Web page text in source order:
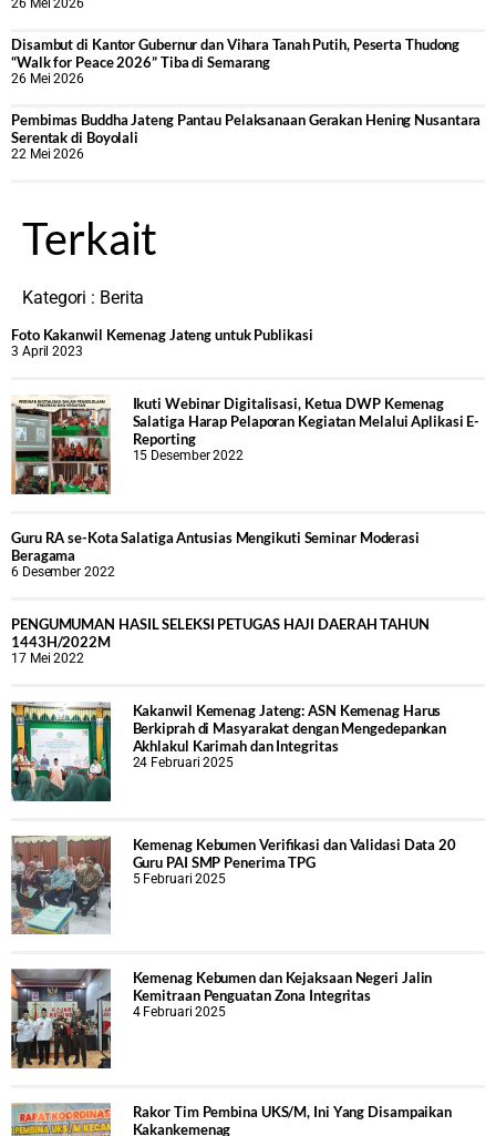
26 Mei 2026
Disambut di Kantor Gubernur dan Vihara Tanah Putih, Peserta Thudong
“Walk for Peace 2026” Tiba di Semarang
26 Mei 2026
‎Pembimas Buddha Jateng Pantau Pelaksanaan Gerakan Hening Nusantara
Serentak di Boyolali
22 Mei 2026
Terkait
Kategori : Berita
Foto Kakanwil Kemenag Jateng untuk Publikasi
3 April 2023
Ikuti Webinar Digitalisasi, Ketua DWP Kemenag
Salatiga Harap Pelaporan Kegiatan Melalui Aplikasi E-
Reporting
15 Desember 2022
Guru RA se-Kota Salatiga Antusias Mengikuti Seminar Moderasi
Beragama
6 Desember 2022
PENGUMUMAN HASIL SELEKSI PETUGAS HAJI DAERAH TAHUN
1443H/2022M
17 Mei 2022
Kakanwil Kemenag Jateng: ASN Kemenag Harus
Berkiprah di Masyarakat dengan Mengedepankan
Akhlakul Karimah dan Integritas
24 Februari 2025
Kemenag Kebumen Verifikasi dan Validasi Data 20
Guru PAI SMP Penerima TPG
5 Februari 2025
Kemenag Kebumen dan Kejaksaan Negeri Jalin
Kemitraan Penguatan Zona Integritas
4 Februari 2025
Rakor Tim Pembina UKS/M, Ini Yang Disampaikan
Kakankemenag